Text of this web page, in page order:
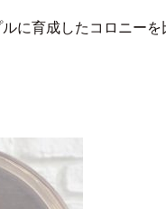
に育成したコロニー